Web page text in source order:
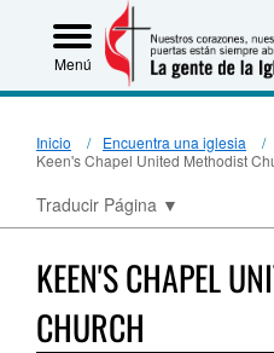
Menú
Inicio
Encuentra una iglesia
Keen's Chapel United Methodist
Traducir Página ▼
KEEN'S CHAPEL
CHURCH